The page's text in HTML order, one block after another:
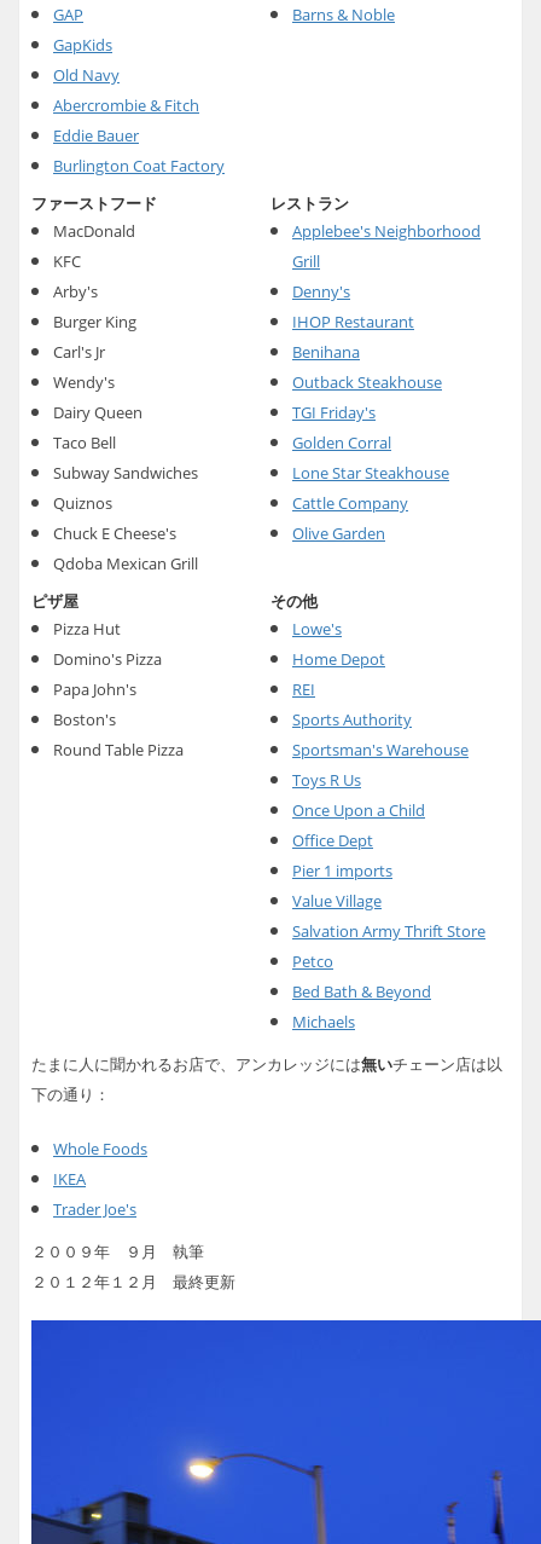
GAP
GapKids
Old Navy
Abercrombie & Fitch
Eddie Bauer
Burlington Coat Factory
Barns & Noble
ファーストフード
レストラン
MacDonald
KFC
Arby's
Burger King
Carl's Jr
Wendy's
Dairy Queen
Taco Bell
Subway Sandwiches
Quiznos
Chuck E Cheese's
Qdoba Mexican Grill
Applebee's Neighborhood
Grill
Denny's
IHOP Restaurant
Benihana
Outback Steakhouse
TGI Friday's
Golden Corral
Lone Star Steakhouse
Cattle Company
Olive Garden
ピザ屋
その他
Pizza Hut
Domino's Pizza
Papa John's
Boston's
Round Table Pizza
Lowe's
Home Depot
REI
Sports Authority
Sportsman's Warehouse
Toys R Us
Once Upon a Child
Office Dept
Pier 1 imports
Value Village
Salvation Army Thrift Store
Petco
Bed Bath & Beyond
Michaels
たまに人に聞かれるお店で、アンカレッジには無いチェーン店は以
下の通り：
Whole Foods
IKEA
Trader Joe's
２００９年 ９月 執筆
２０１２年１２月 最終更新